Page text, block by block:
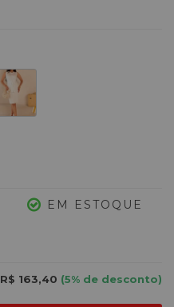
EM ESTOQUE
R$ 163,40 (5% de desconto)